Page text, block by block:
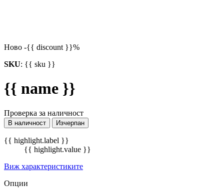
Ново -{{ discount }}%
SKU: {{ sku }}
{{ name }}
Проверка за наличност
В наличност Изчерпан
{{ highlight.label }}
{{ highlight.value }}
Виж характеристиките
Опции